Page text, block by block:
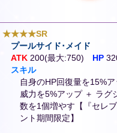
★★★★SR
プールサイド･メイド
ATK 200(最大:750) HP
スキル
自身のHP回復量を15%
威力を5%アップ ＋ ラグ
数を1個増やす【『セレ
ント期間限定】